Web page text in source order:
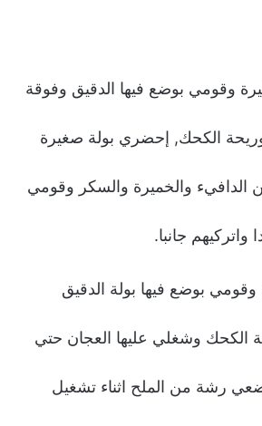
وقومي بوضع فيها الدقيق وفوقة
الكحك, إحضري بولة صغيرة
الدافيء والخميرة والسكر وقومي
واتركيهم جانبا.
بوضع فيها بولة الدقيق
الكحك وشغلي عليها العجان حتي
رشة من الملح اثناء تشغيل